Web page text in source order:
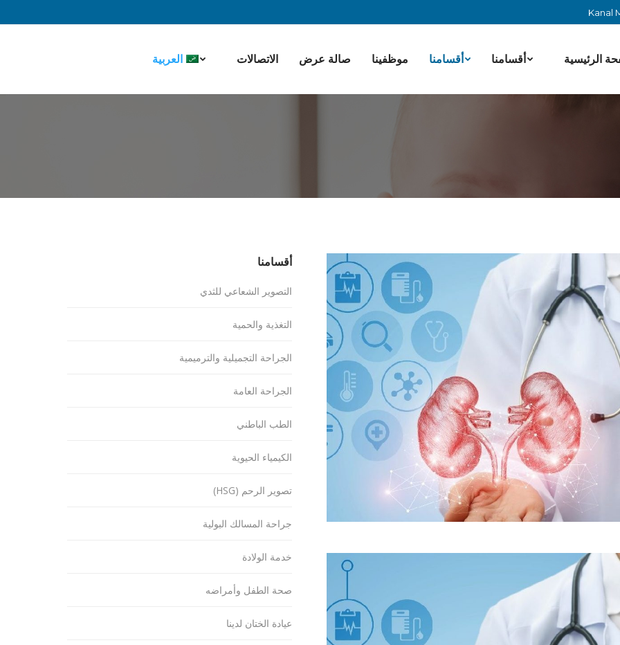
Kanal
الرئيسية أقسامنا أقسامنا موظفينا صالة عرض الاتصالات العربية
أقسامنا
التصوير الشعاعي للثدي
التغذية والحمية
الجراحة التجميلية والترميمية
الجراحة العامة
الطب الباطني
الكيمياء الحيوية
تصوير الرحم (HSG)
جراحة المسالك البولية
خدمة الولادة
صحة الطفل وأمراضه
عيادة الختان لدينا